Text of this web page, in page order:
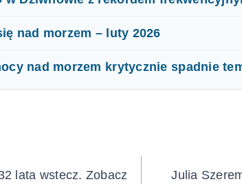
nad morzem – luty 2026
nad morzem krytycznie spadnie
lata wstecz. Zobacz
Julia